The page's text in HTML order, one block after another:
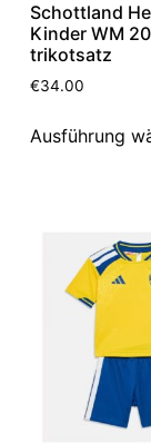
Schottland
Kinder WM
trikotsatz
€34.00
Ausführung